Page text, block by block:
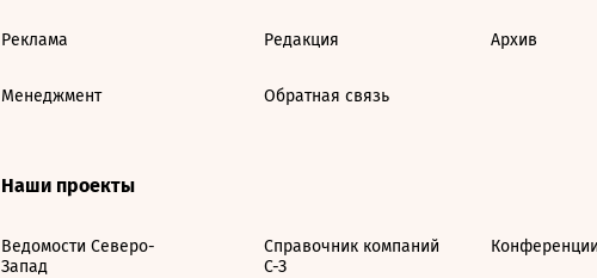
Реклама
Менеджмент
Редакция
Обратная связь
Архив
Наши проекты
Ведомости Северо-
Запад
Справочник компаний
С-З